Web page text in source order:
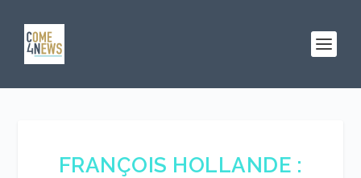
FRANÇOIS HOLLANDE :